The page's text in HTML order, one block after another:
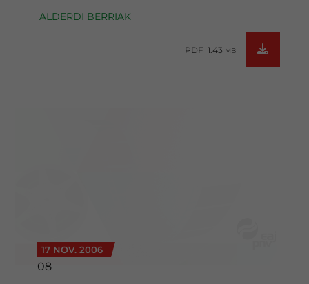
ALDERDI BERRIAK
PDF 1.43 MB
17 NOV. 2006
08